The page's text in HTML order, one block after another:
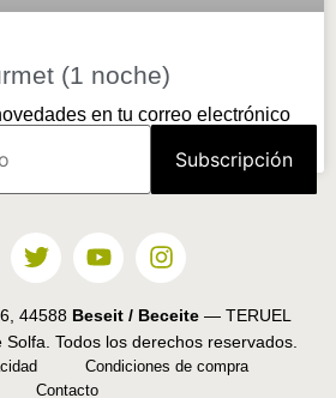
(1 noche)
en tu correo electrónico
44588 Beseit / Beceite— TERUEL
Todos los derechos reservados.
Condiciones de compra
Contacto